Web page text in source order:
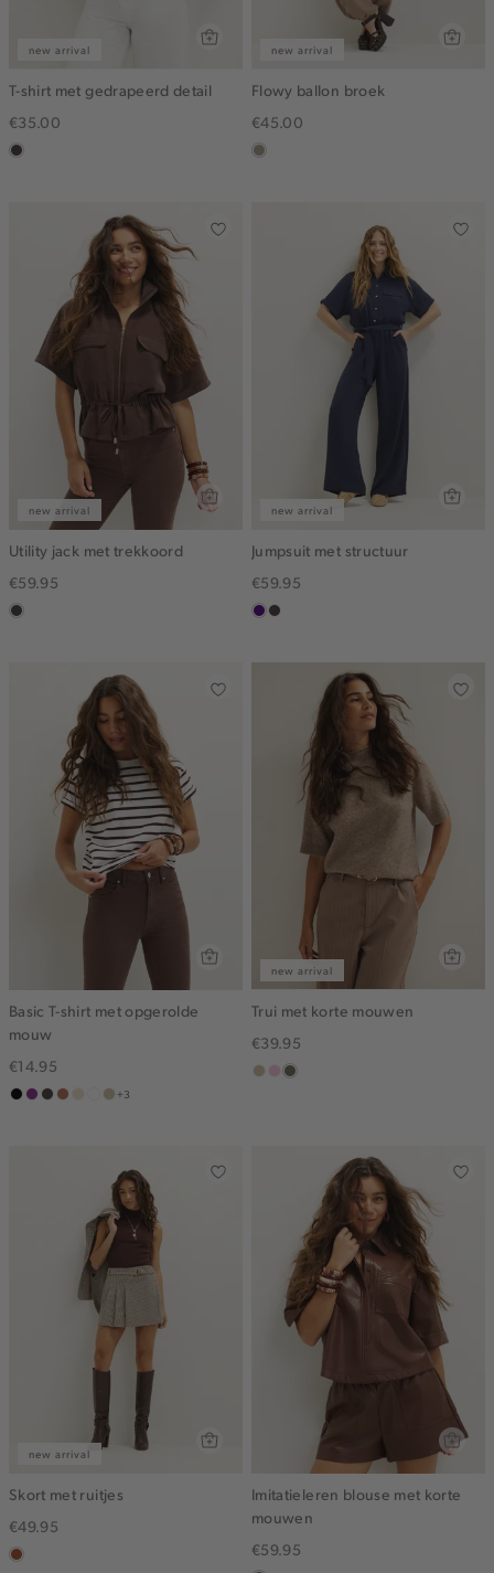
new arrival
T-shirt met gedrapeerd detail
€35.00
choco
new arrival
Flowy ballon broek
€45.00
taupe,
new arrival
Utility jack met trekkoord
€59.95
choco
new arrival
Jumpsuit met structuur
€59.95
indigochoco
Basic T-shirt met opgerolde
mouw
€14.95
zwart
middenpaars
chocoterracotta
vanille
witlichtzand
+3
new arrival
Trui met korte mouwen
€39.95
lichtzand
lichtroze
lichtbruin
new arrival
Skort met ruitjes
€49.95
bruin
Imitatieleren blouse met korte
mouwen
€59.95